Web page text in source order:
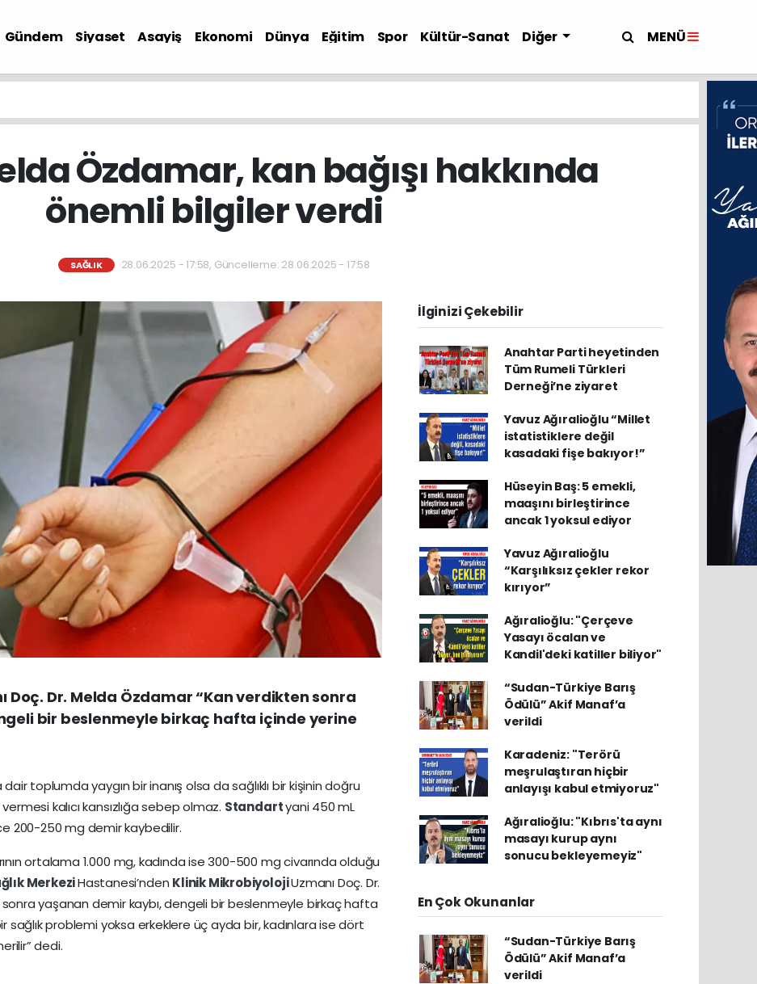
Gündem Siyaset Asayiş Ekonomi Dünya Eğitim Spor Kültür-Sanat Diğer MENÜ
Özdamar, kan bağışı hakkında
önemli bilgiler verdi
SAĞLIK 28.06.2025 - 17:58, Güncelleme: 28.06.2025 - 17:58
Doç. Dr. Melda Özdamar “Kan verdikten sonra
bir beslenmeyle birkaç hafta içinde yerine
dair toplumda yaygın bir inanış olsa da sağlıklı bir kişinin doğru
kalıcı kansızlığa sebep olmaz. Standartyani 450 mL
200-250 mg demir kaybedilir.
ortalama 1.000 mg, kadında ise 300-500 mg civarında olduğu
MerkeziHastanesi’nden KlinikMikrobiyolojiUzmanı Doç. Dr.
yaşanan demir kaybı, dengeli bir beslenmeyle birkaç hafta
sağlık problemi yoksa erkeklere üç ayda bir, kadınlara ise dört
dedi.
İlginizi Çekebilir
Anahtar Parti heyetinden
Tüm Rumeli Türkleri
Derneği’ne ziyaret
Yavuz Ağıralioğlu “Millet
istatistiklere değil
kasadaki fişe bakıyor!”
Hüseyin Baş: 5 emekli,
maaşını birleştirince
ancak 1 yoksul ediyor
Yavuz Ağıralioğlu
“Karşılıksız çekler rekor
kırıyor”
Ağıralioğlu: "Çerçeve
Yasayı öcalan ve
Kandil'deki katiller biliyor"
“Sudan-Türkiye Barış
Ödülü” Akif Manaf’a
verildi
Karadeniz: "Terörü
meşrulaştıran hiçbir
anlayışı kabul etmiyoruz"
Ağıralioğlu: "Kıbrıs'ta aynı
masayı kurup aynı
sonucu bekleyemeyiz"
En Çok Okunanlar
“Sudan-Türkiye Barış
Ödülü” Akif Manaf’a
verildi